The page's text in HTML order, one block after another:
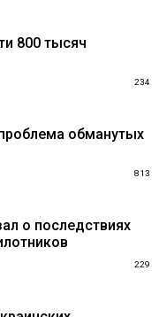
800 тысяч
234
обманутых
813
о последствиях
229